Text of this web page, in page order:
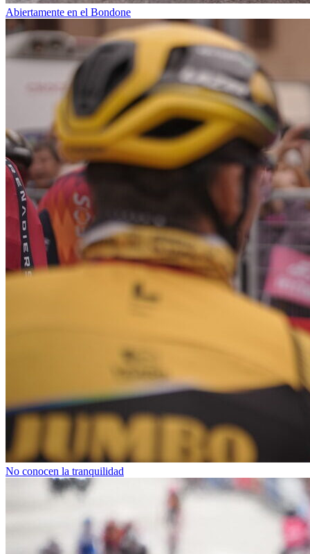
Abiertamente en el Bondone
No conocen la tranquilidad